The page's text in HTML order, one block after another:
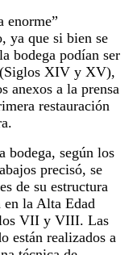
enorme”
ya que si bien se
bodega podían ser
XIV y XV),
anexos a la prensa
restauración
bodega, según los
precisó, se
de su estructura
la Alta Edad
VII y VIII. Las
están realizados a